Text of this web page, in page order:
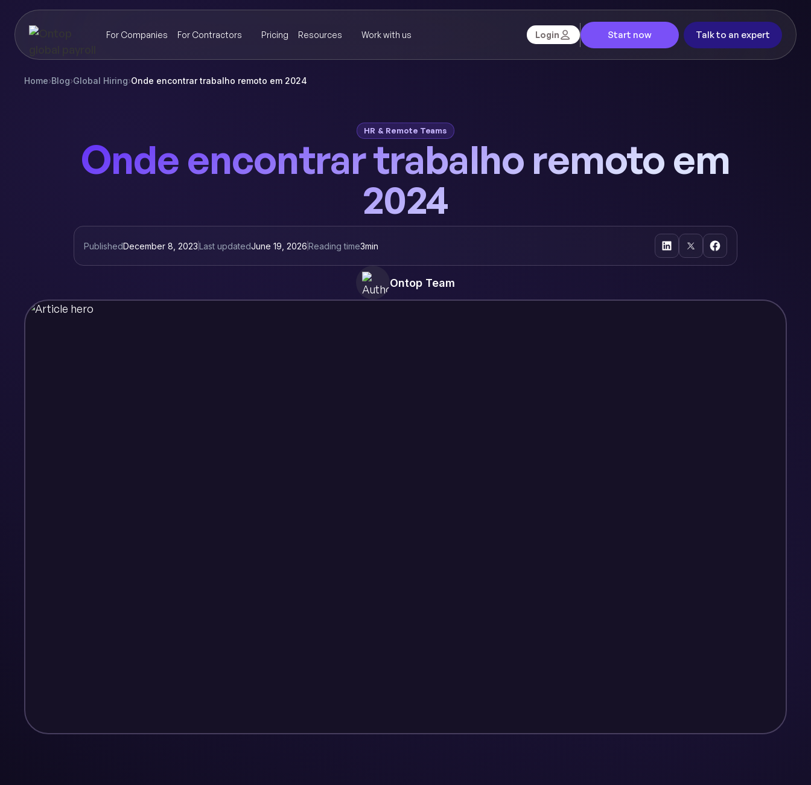
For Companies For Contractors Pricing Resources Work with us Login Start now Talk to an expert
Home›Blog›Global Hiring›Onde encontrar trabalho remoto em 2024
HR & Remote Teams
Onde encontrar trabalho remoto em
2024
PublishedDecember 8, 2023Last updatedJune 19, 2026Reading time3min
Ontop Team